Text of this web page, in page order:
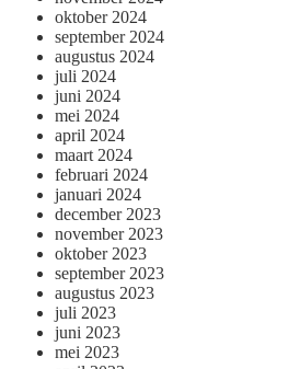
oktober 2024
september 2024
augustus 2024
juli 2024
juni 2024
mei 2024
april 2024
maart 2024
februari 2024
januari 2024
december 2023
november 2023
oktober 2023
september 2023
augustus 2023
juli 2023
juni 2023
mei 2023